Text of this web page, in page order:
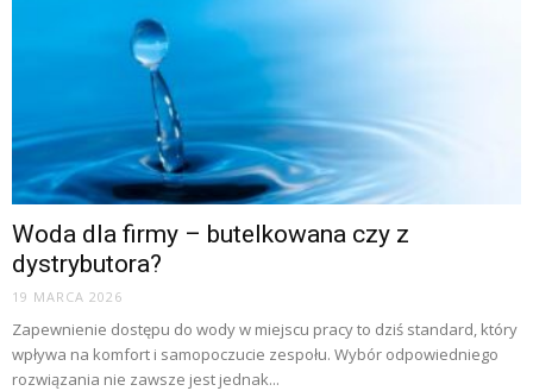
Woda dla firmy – butelkowana czy z
dystrybutora?
19 MARCA 2026
Zapewnienie dostępu do wody w miejscu pracy to dziś standard, który
wpływa na komfort i samopoczucie zespołu. Wybór odpowiedniego
rozwiązania nie zawsze jest jednak...